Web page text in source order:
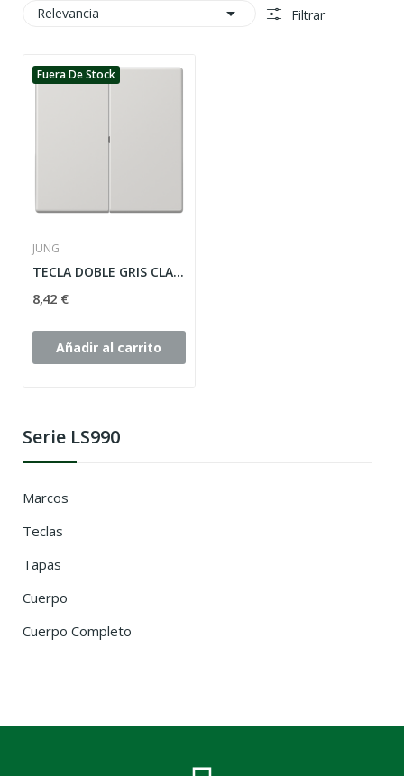
Serie LS990
Marcos
Teclas
Tapas
Cuerpo
Cuerpo Completo
Relevancia  Filtrar
Fuera De Stock
JUNG
TECLA DOBLE GRIS CLARO JUNG LS990 ref: LS995LG
8,42 €
Añadir al carrito